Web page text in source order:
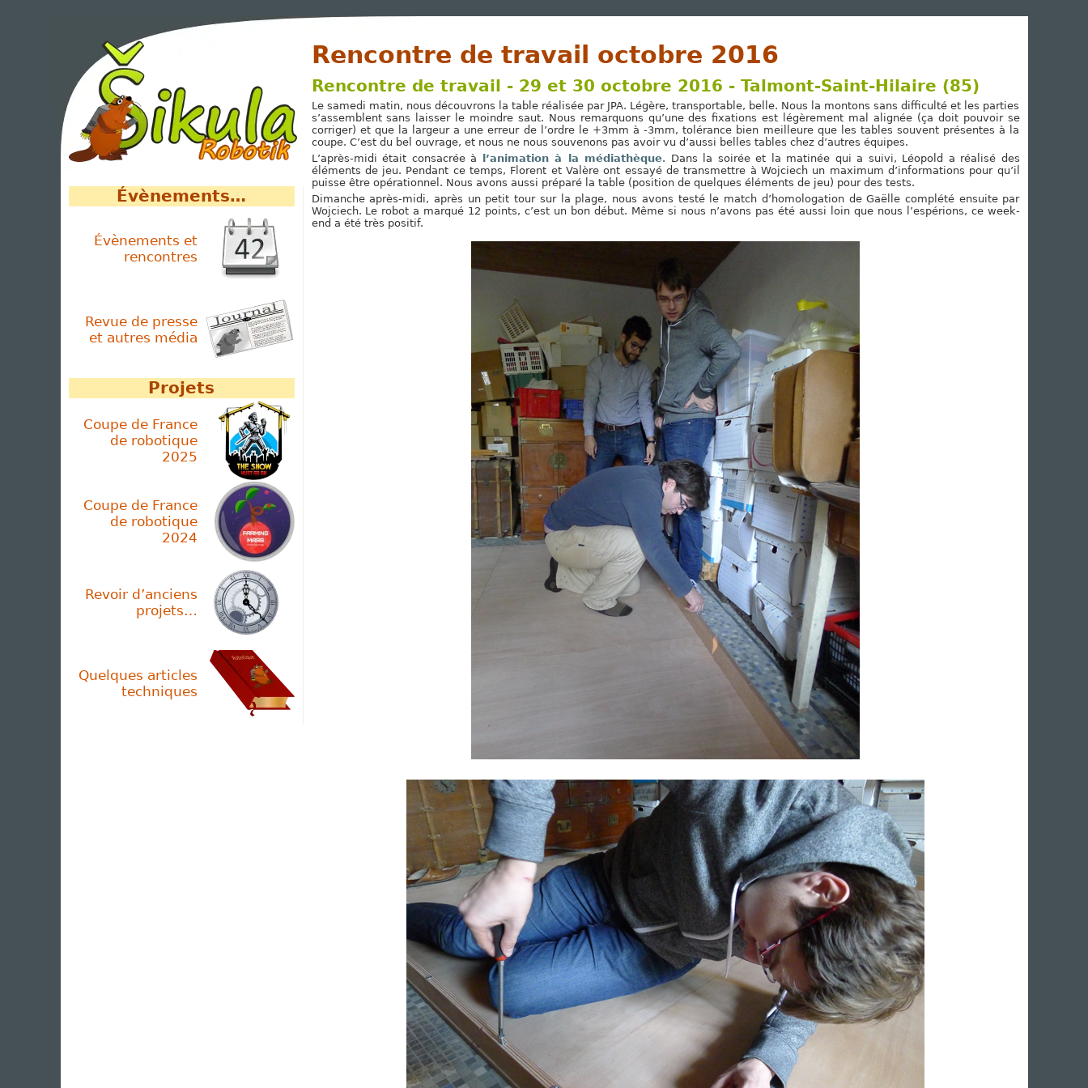
Évènements…
Évènements et
rencontres
Revue de presse
et autres média
Projets
Coupe de France
de robotique
2025
Coupe de France
de robotique
2024
Revoir d’anciens
projets…
Quelques articles
techniques
Rencontre de travail octobre 2016
Rencontre de travail - 29 et 30 octobre 2016 - Talmont-Saint-Hilaire (85)
Le samedi matin, nous découvrons la table réalisée par JPA. Légère, transportable, belle. Nous la montons sans difficulté et les parties
s’assemblent sans laisser le moindre saut. Nous remarquons qu’une des fixations est légèrement mal alignée (ça doit pouvoir se
corriger) et que la largeur a une erreur de l’ordre le +3mm à -3mm, tolérance bien meilleure que les tables souvent présentes à la
coupe. C’est du bel ouvrage, et nous ne nous souvenons pas avoir vu d’aussi belles tables chez d’autres équipes.
L’après-midi était consacrée à
l’animation à la médiathèque. Dans la soirée et la matinée qui a suivi, Léopold a réalisé des
éléments de jeu. Pendant ce temps, Florent et Valère ont essayé de transmettre à Wojciech un maximum d’informations pour qu’il
puisse être opérationnel. Nous avons aussi préparé la table (position de quelques éléments de jeu) pour des tests.
Dimanche après-midi, après un petit tour sur la plage, nous avons testé le match d’homologation de Gaëlle complété ensuite par
Wojciech. Le robot a marqué 12 points, c’est un bon début. Même si nous n’avons pas été aussi loin que nous l’espérions, ce week-
end a été très positif.